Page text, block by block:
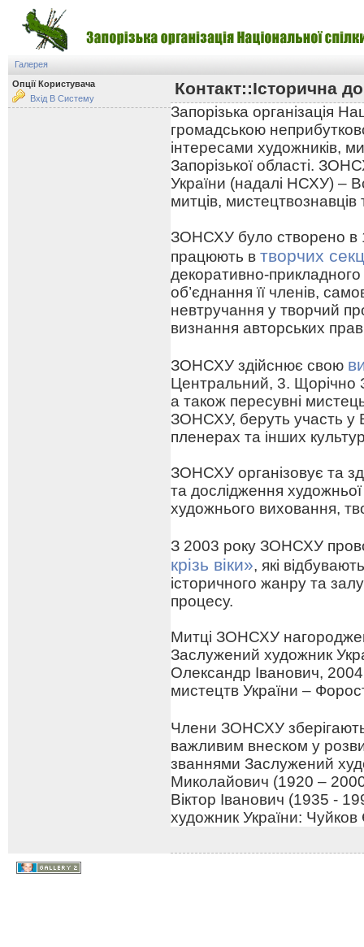
Галерея
Опції Користувача
Вхід В Систему
Контакт::Історична
Запорізька організація
громадською
інтересами художників,
Запорізької області.
України (надалі НСХУ) –
митців,
ЗОНСХУ було створено в
працюють в творчих
декоративно-
об’єднання її членів,
невтручання у творчий
визнання авторських
ЗОНСХУ здійснює свою
Центральний, 3. Щорічно
а також пересувні
ЗОНСХУ, беруть участь у
пленерах та інших
ЗОНСХУ організовує та
та дослідження
художнього виховання,
З 2003 року ЗОНСХУ
крізь віки», які
історичного жанру та
процесу.
Митці ЗОНСХУ
Заслужений художник
Олександр Іванович,
мистецтв України –
Члени ЗОНСХУ
важливим внеском у
званнями Заслужений
Миколайович (1920 –
Віктор Іванович (1935 -
художник України: